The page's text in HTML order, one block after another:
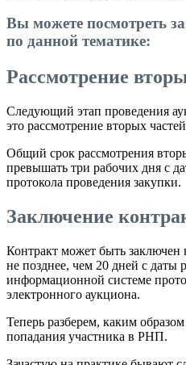
Вы можете посмотреть
по данной тематике:
Рассмотрение
Следующий этап проведения
это рассмотрение вторых
Общий срок рассмотрения
превышать три рабочих дня с
протокола проведения закупки.
Заключение
Контракт может быть заключен
не позднее, чем 20 дней с даты
информационной системе
электронного аукциона.
Теперь разберем, каким
попадания участника в РНП.